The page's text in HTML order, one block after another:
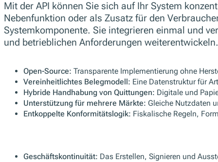
Mit der API können Sie sich auf Ihr System
Nebenfunktion oder als Zusatz für den
Systemkomponente. Sie integrieren einmal und
und betrieblichen Anforderungen weiterentwickeln.
Open-Source: Transparente Implementierung ohne
Vereinheitlichtes Belegmodell: Eine Datenstruktur für
Hybride Handhabung von Quittungen: Digitale und
Unterstützung für mehrere Märkte: Gleiche Nutzdaten
Entkoppelte Konformitätslogik: Fiskalische Regeln,
Geschäftskontinuität: Das Erstellen, Signieren und